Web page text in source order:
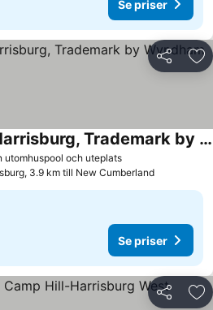
Se priser
Dela
utomhuspool och uteplats
Penn Harris Hotel Harrisburg, Trademark by Wyndham
3.9 km till New Cumberland
Se priser
Dela